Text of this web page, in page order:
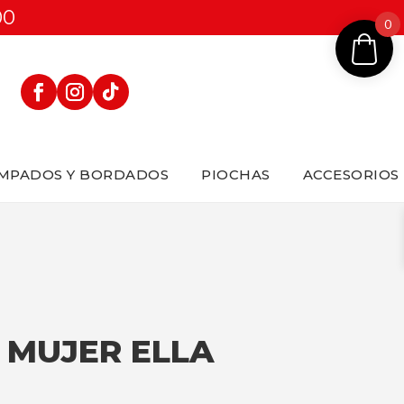
Y BORDADOS PIOCHAS ACCESORIOS
ELLA
0